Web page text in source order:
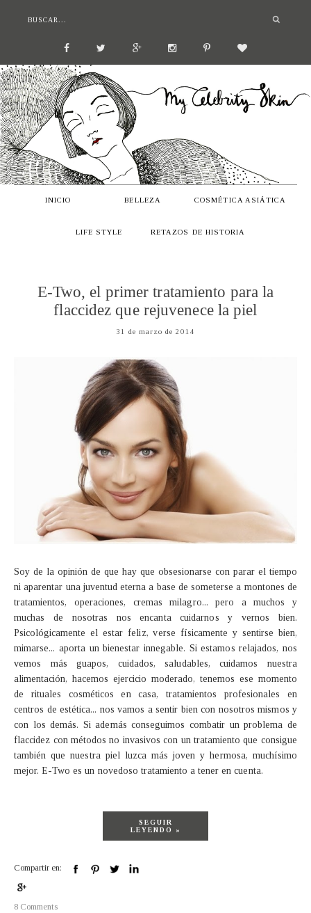
INICIO BELLEZA COSMÉTICA ASIÁTICA
LIFE STYLE RETAZOS DE HISTORIA
E-Two, el primer tratamiento para la
flaccidez que rejuvenece la piel
31 de marzo de 2014
Soy de la opinión de que hay que obsesionarse con parar el tiempo
ni aparentar una juventud eterna a base de someterse a montones de
tratamientos, operaciones, cremas milagro... pero a muchos y
muchas de nosotras nos encanta cuidarnos y vernos bien.
Psicológicamente el estar feliz, verse físicamente y sentirse bien,
mimarse... aporta un bienestar innegable. Si estamos relajados, nos
vemos más guapos, cuidados, saludables, cuidamos nuestra
alimentación, hacemos ejercicio moderado, tenemos ese momento
de rituales cosméticos en casa, tratamientos profesionales en
centros de estética... nos vamos a sentir bien con nosotros mismos y
con los demás. Si además conseguimos combatir un problema de
flaccidez con métodos no invasivos con un tratamiento que consigue
también que nuestra piel luzca más joven y hermosa, muchísimo
mejor. E-Two es un novedoso tratamiento a tener en cuenta.
SEGUIR
LEYENDO »
Compartir en:
8 Comments